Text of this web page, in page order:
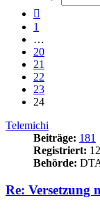
1
…
20
21
22
23
24
Telemichi
Beiträge: 181
Registriert:
Behörde:
Re: Versetzung